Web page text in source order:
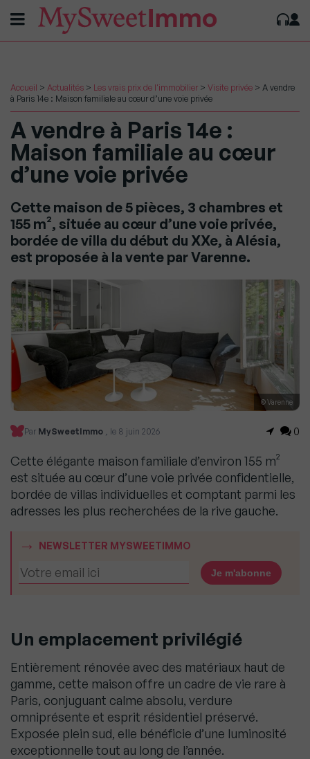
Accueil > Actualités > Les vrais prix de l'immobilier > Visite privée > A vendre
à Paris 14e : Maison familiale au cœur d’une voie privée
A vendre à Paris 14e :
Maison familiale au cœur
d’une voie privée
Cette maison de 5 pièces, 3 chambres et
155 m², située au cœur d’une voie privée,
bordée de villa du début du XXe, à Alésia,
est proposée à la vente par Varenne.
© Varenne
Par MySweetImmo , le 8 juin 2026 0
Cette élégante maison familiale d’environ 155 m²
est située au cœur d’une voie privée confidentielle,
bordée de villas individuelles et comptant parmi les
adresses les plus recherchées de la rive gauche.
NEWSLETTER MYSWEETIMMO
Un emplacement privilégié
Entièrement rénovée avec des matériaux haut de
gamme, cette maison offre un cadre de vie rare à
Paris, conjuguant calme absolu, verdure
omniprésente et esprit résidentiel préservé.
Exposée plein sud, elle bénéficie d’une luminosité
exceptionnelle tout au long de l’année.